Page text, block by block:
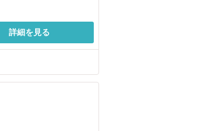
詳細を見る